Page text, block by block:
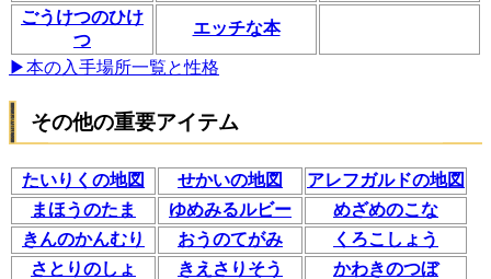
ごうけつのひけ
つ
エッチな本
▶本の入手場所一覧と性格
その他の重要アイテム
たいりくの地図 せかいの地図
アレフガルドの地図
まほうのたま
ゆめみるルビー
めざめのこな
きんのかんむり
おうのてがみ
くろこしょう
さとりのしょ
きえさりそう
かわきのつぼ